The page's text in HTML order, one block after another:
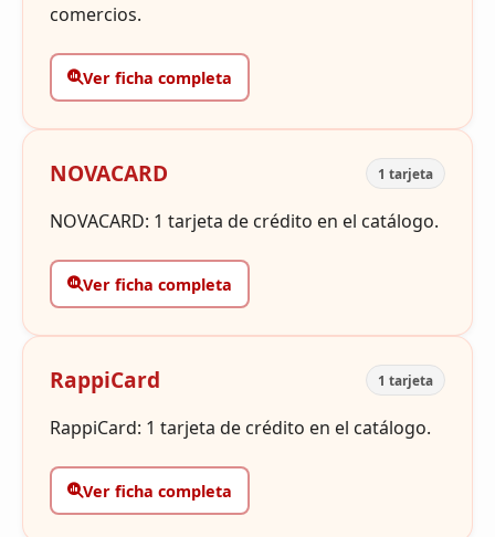
comercios.
Ver ficha completa
NOVACARD 1 tarjeta
NOVACARD: 1 tarjeta de crédito en el catálogo.
Ver ficha completa
RappiCard 1 tarjeta
RappiCard: 1 tarjeta de crédito en el catálogo.
Ver ficha completa